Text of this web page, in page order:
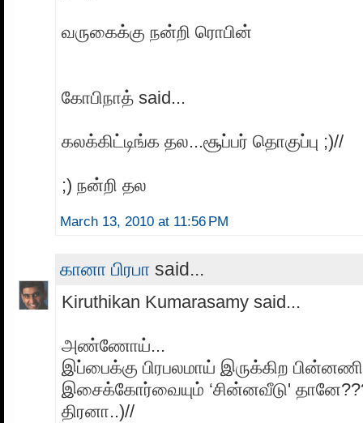
வருகைக்கு நன்றி ரொபின்
கோபிநாத் said...
கலக்கிட்டிங்க தல...சூப்பர் தொகுப்பு ;)//
;) நன்றி தல
March 13, 2010 at 11:56 PM
கானா பிரபா said...
Kiruthikan Kumarasamy said...
அண்ணோய்...
இப்பைக்கு பிரபலமாய் இருக்கிற பின்னணி
இசைக்கோர்வையும் ‘சின்னவீடு'
திரனா..)//